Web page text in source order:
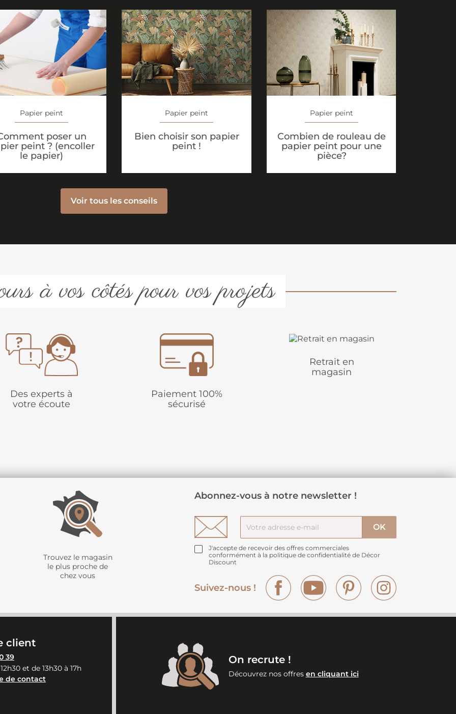
Papier peint
poser un
peint ? (encoller
le papier)
Papier peint
Bien choisir son papier
peint !
Papier peint
Combien de rouleau de
papier peint pour une
pièce?
Voir tous les conseils
à vos côtés pour vos projets
Des experts à
votre écoute
Paiement 100%
sécurisé
Retrait en
magasin
Trouvez le magasin
le plus proche de
chez vous
Abonnez-vous à notre newsletter !
J'accepte de recevoir des offres commerciales
conformément à la politique de confidentialité de Décor
Discount
Suivez-nous !
Facebook YouTube Pinterest
client
39
et de 13h30 à 17h
de contact
On recrute !
Découvrez nos offres en cliquant ici